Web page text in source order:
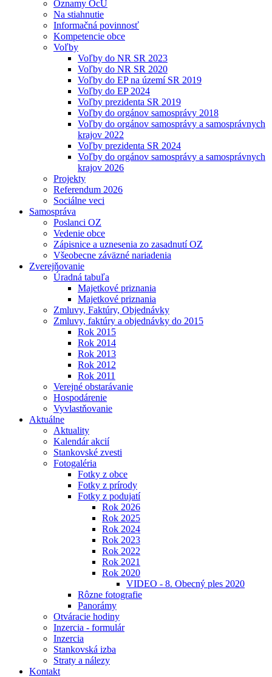
Oznamy OcÚ
Na stiahnutie
Informačná povinnosť
Kompetencie obce
Voľby
Voľby do NR SR 2023
Voľby do NR SR 2020
Voľby do EP na území SR 2019
Voľby do EP 2024
Voľby prezidenta SR 2019
Voľby do orgánov samosprávy 2018
Voľby do orgánov samosprávy a samosprávnych
krajov 2022
Voľby prezidenta SR 2024
Voľby do orgánov samosprávy a samosprávnych
krajov 2026
Projekty
Referendum 2026
Sociálne veci
Samospráva
Poslanci OZ
Vedenie obce
Zápisnice a uznesenia zo zasadnutí OZ
Všeobecne záväzné nariadenia
Zverejňovanie
Úradná tabuľa
Majetkové priznania
Majetkové priznania
Zmluvy, Faktúry, Objednávky
Zmluvy, faktúry a objednávky do 2015
Rok 2015
Rok 2014
Rok 2013
Rok 2012
Rok 2011
Verejné obstarávanie
Hospodárenie
Vyvlastňovanie
Aktuálne
Aktuality
Kalendár akcií
Stankovské zvesti
Fotogaléria
Fotky z obce
Fotky z prírody
Fotky z podujatí
Rok 2026
Rok 2025
Rok 2024
Rok 2023
Rok 2022
Rok 2021
Rok 2020
VIDEO - 8. Obecný ples 2020
Rôzne fotografie
Panorámy
Otváracie hodiny
Inzercia - formulár
Inzercia
Stankovská izba
Straty a nálezy
Kontakt